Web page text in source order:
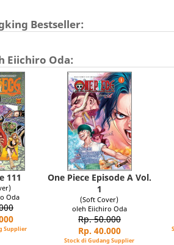
Bestseller:
Eiichiro Oda:
111
Oda
Supplier
One Piece Episode A Vol.
1
(Soft Cover)
oleh Eiichiro Oda
Rp. 50.000
Rp. 40.000
Stock di Gudang Supplier